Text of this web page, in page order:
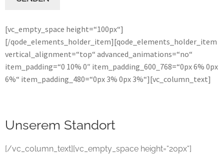
[vc_empty_space height=“100px“]
[/qode_elements_holder_item][qode_elements_holder_item
vertical_alignment=“top“ advanced_animations=“no“
item_padding=“0 10% 0″ item_padding_600_768=“0px 6% 0px
6%“ item_padding_480=“0px 3% 0px 3%“][vc_column_text]
Unserem Standort
[/vc_column_text][vc_empty_space height=“20px“]